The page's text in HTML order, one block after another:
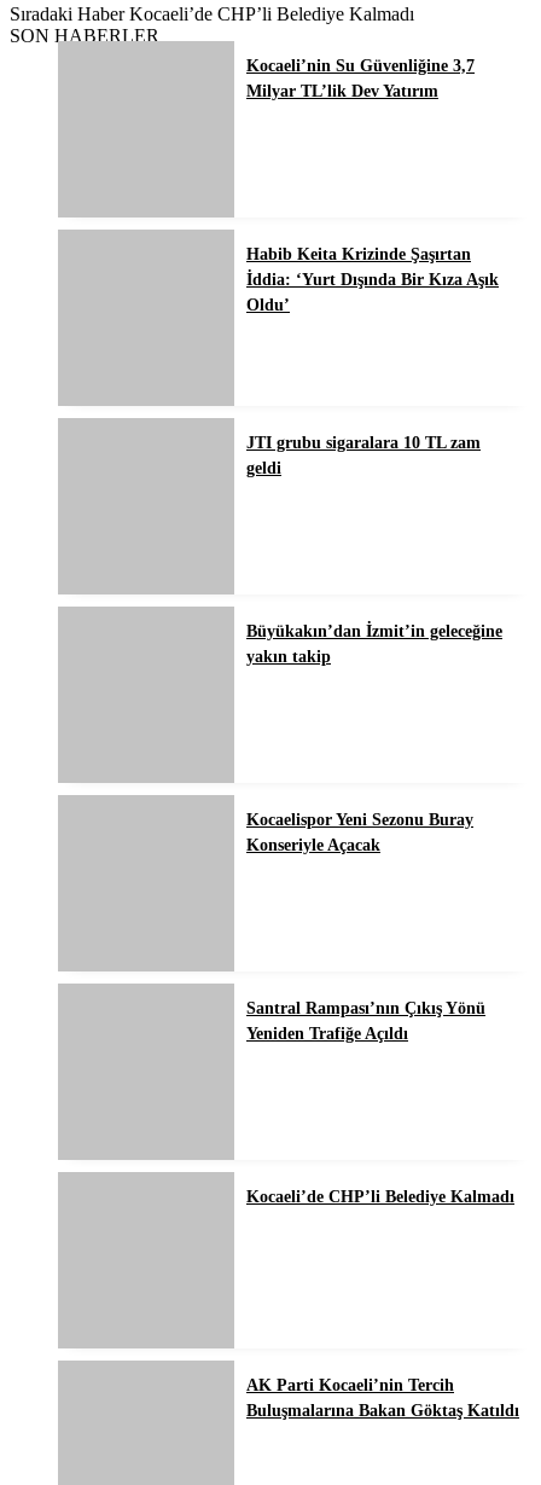
Sıradaki Haber Kocaeli’de CHP’li Belediye Kalmadı
SON HABERLER
Kocaeli’nin Su Güvenliğine 3,7
Milyar TL’lik Dev Yatırım
Habib Keita Krizinde Şaşırtan
İddia: ‘Yurt Dışında Bir Kıza Aşık
Oldu’
JTI grubu sigaralara 10 TL zam
geldi
Büyükakın’dan İzmit’in geleceğine
yakın takip
Kocaelispor Yeni Sezonu Buray
Konseriyle Açacak
Santral Rampası’nın Çıkış Yönü
Yeniden Trafiğe Açıldı
Kocaeli’de CHP’li Belediye Kalmadı
AK Parti Kocaeli’nin Tercih
Buluşmalarına Bakan Göktaş Katıldı